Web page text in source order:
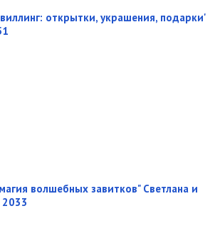
открытки, украшения, подарки'
волшебных завитков" Светлана и